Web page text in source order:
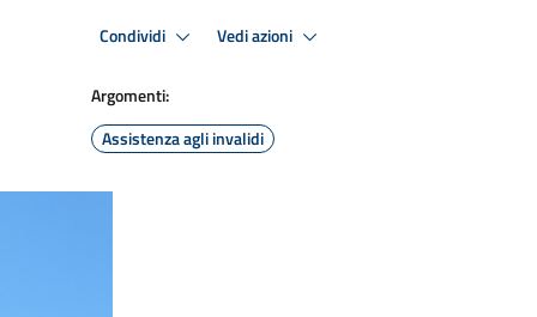
Condividi Vedi azioni
Argomenti:
Assistenza agli invalidi